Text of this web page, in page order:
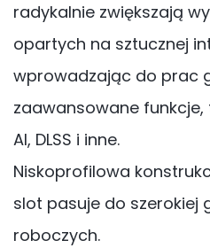
radykalnie zwiększają
opartych na sztucznej
wprowadzając do prac
zaawansowane
AI, DLSS i inne.
Niskoprofilowa
slot pasuje do szerokiej
roboczych.